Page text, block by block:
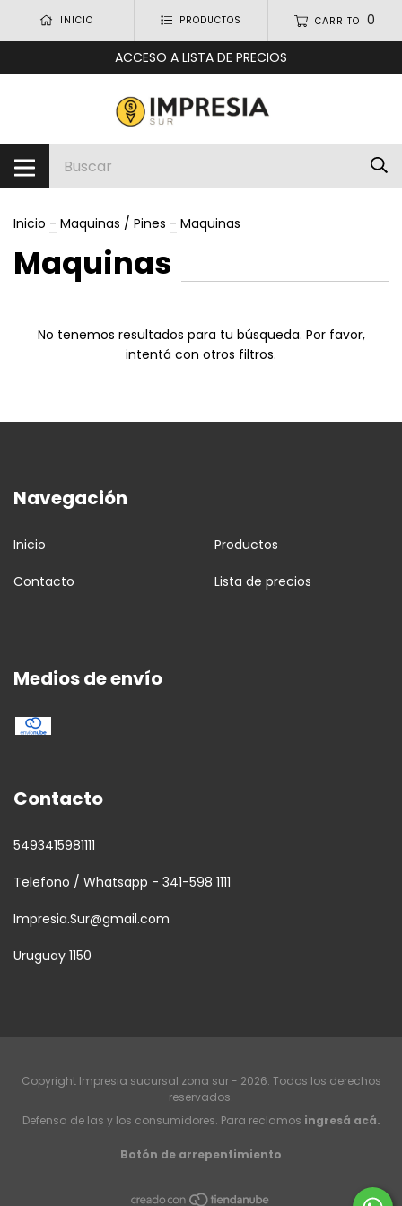
INICIO PRODUCTOS CARRITO 0
ACCESO A LISTA DE PRECIOS
Inicio - Maquinas / Pines - Maquinas
Maquinas
No tenemos resultados para tu búsqueda. Por favor,
intentá con otros filtros.
Navegación
Inicio Productos
Contacto Lista de precios
Medios de envío
Contacto
5493415981111
Telefono / Whatsapp - 341-598 1111
Impresia.Sur@gmail.com
Uruguay 1150
Copyright Impresia sucursal zona sur - 2026. Todos los derechos
reservados.
Defensa de las y los consumidores. Para reclamos ingresá acá.
Botón de arrepentimiento